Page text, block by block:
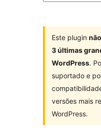
Este plugin
3 últimas
WordPress.
suportado e
versões mais
WordPress.